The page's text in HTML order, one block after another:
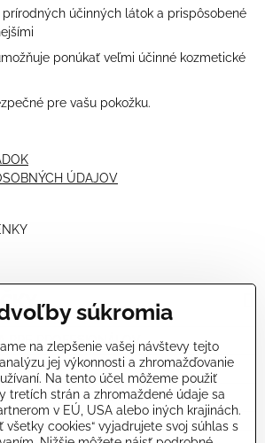
účinných látok a prispôsobené
ponúkať veľmi účinné kozmetické
pre vašu pokožku.
ÚDAJOV
PRE PROFESIONÁLOV
- VIDEÁ
V TALIANSKU
súkromia
na zlepšenie vašej návštevy tejto
jej výkonnosti a zhromažďovanie
Na tento účel môžeme použiť
tretích strán a zhromaždené údaje sa
v EÚ, USA alebo iných krajinách.
všetky cookies“ vyjadrujete svoj súhlas s